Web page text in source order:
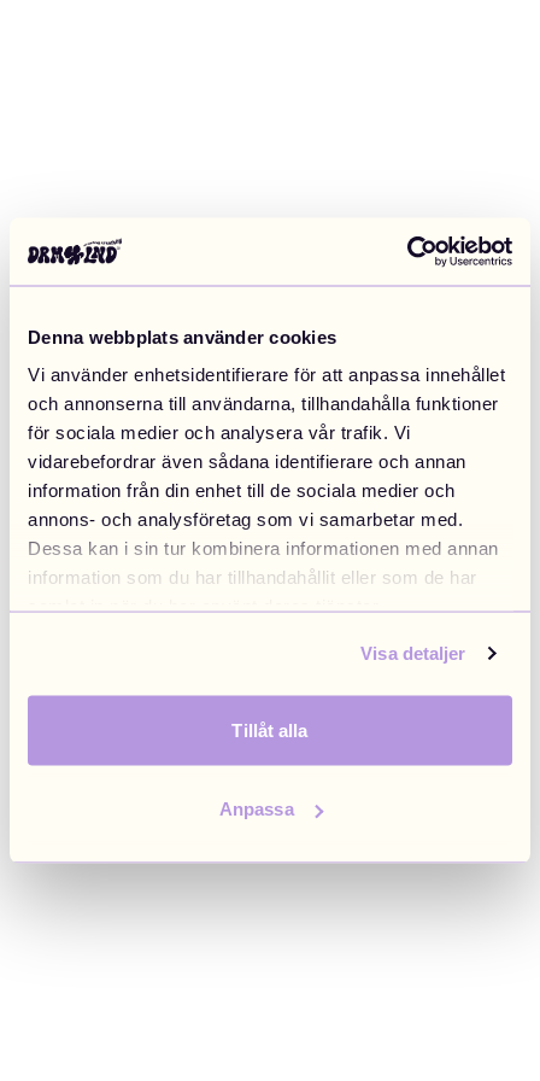
Denna webbplats använder cookies
Vi använder enhetsidentifierare för att anpassa innehållet
och annonserna till användarna, tillhandahålla funktioner
för sociala medier och analysera vår trafik. Vi
vidarebefordrar även sådana identifierare och annan
information från din enhet till de sociala medier och
annons- och analysföretag som vi samarbetar med.
Dessa kan i sin tur kombinera informationen med annan
information som du har tillhandahållit eller som de har
samlat in när du har använt deras tjänster.
Visa detaljer
Tillåt alla
Anpassa
Application error: a client-side exception has occurred (see the
browser console for more information).